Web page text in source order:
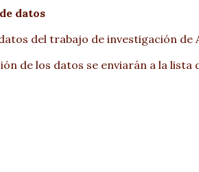
datos
del trabajo de investigación de
de los datos se enviarán a la